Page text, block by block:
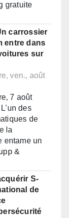
gratuite
carrossier
entre dans
sur
ven., août
7 août
des
de
la
entame un
&
S-
de